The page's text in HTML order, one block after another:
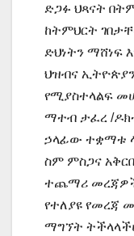
ድጋፉ ህጻናት
ከትምህርት
ድህነትን ማሸነፍ
ህዝብና
የሚያስተላልፍ
ማተብ ታፈረ /
ኃላፊው ተቋማቱ
ስም ምስጋና
ተጨማሪ
የተለያዩ የመረጃ
ማግኘት